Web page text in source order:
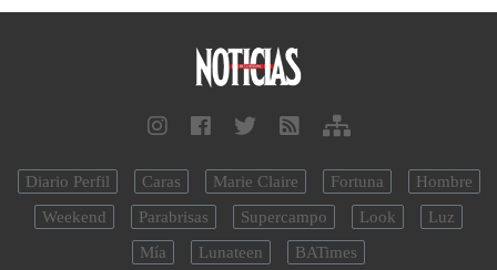
Diario Perfil Caras Marie Claire Fortuna
Hombre
Weekend
Parabrisas Supercampo Look
Luz
Mía
Lunateen BATimes